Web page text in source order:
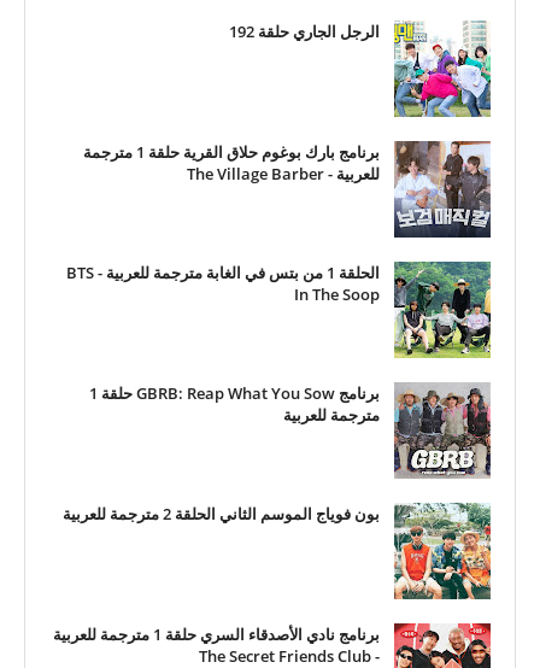
الرجل الجاري حلقة 192
برنامج بارك بوغوم حلاق القرية حلقة 1 مترجمة
للعربية - The Village Barber
الحلقة 1 من بتس في الغابة مترجمة للعربية - BTS
In The Soop
برنامج GBRB: Reap What You Sow حلقة 1
مترجمة للعربية
بون فوياج الموسم الثاني الحلقة 2 مترجمة للعربية
برنامج نادي الأصدقاء السري حلقة 1 مترجمة للعربية
- The Secret Friends Club